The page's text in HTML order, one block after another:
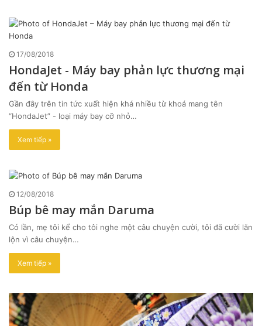
17/08/2018
HondaJet - Máy bay phản lực thương mại
đến từ Honda
Gần đây trên tin tức xuất hiện khá nhiều từ khoá mang tên
“HondaJet” - loại máy bay cỡ nhỏ…
Xem tiếp »
12/08/2018
Búp bê may mắn Daruma
Có lần, mẹ tôi kể cho tôi nghe một câu chuyện cười, tôi đã cười lăn
lộn vì câu chuyện…
Xem tiếp »